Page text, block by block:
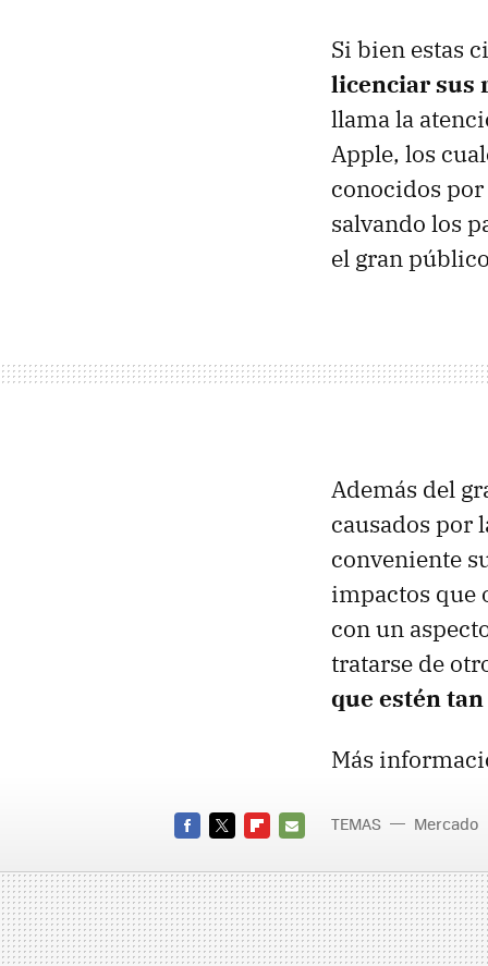
Si bien estas
licenciar sus
llama la
Apple, los
conocidos
salvando los
el gran
Además del
causados por
conveniente
impactos que
con un
tratarse de
que estén
Más
MAIL
TEMAS Mercado